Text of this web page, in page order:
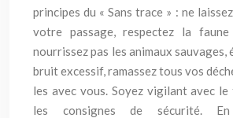
principes du « Sans trace » : ne
votre passage, respectez la
nourrissez pas les animaux sauvages,
bruit excessif, ramassez tous vos
les avec vous. Soyez vigilant avec
les consignes de sécurité.